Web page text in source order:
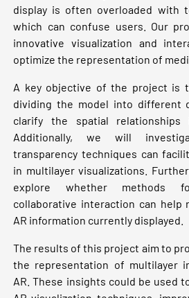
display is often overloaded with
which can confuse users. Our
innovative visualization and
optimize the representation of
A key objective of the project is
dividing the model into different
clarify the spatial relationships
Additionally, we will
transparency techniques can
in multilayer visualizations.
explore whether methods
collaborative interaction can help
AR information currently displayed.
The results of this project aim to
the representation of multilayer
AR. These insights could be used